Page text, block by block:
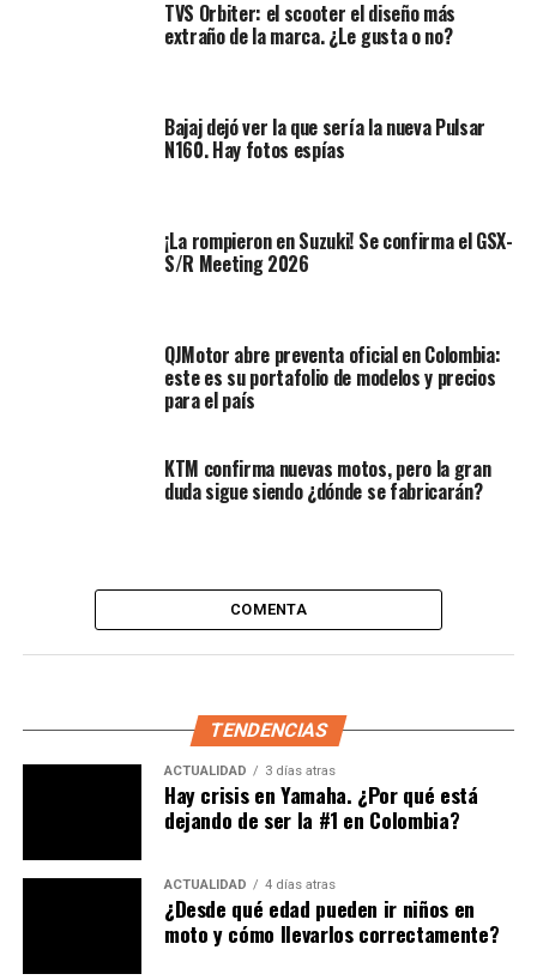
En dos pasos usted puede tramitar su
cambio de placa: así se hace
el crecimiento urbanístico cercano a ellas, las
intervenciones que las diferentes entidades hacen sobre
por parte de la Cooperativa de Transportadores de San
Antonio (Cootrasana), acumulándolas sobre la vía y la
Entre tanto, los habitantes del corregimiento siguen
esperando las fechas en que se comenzará con la
ejecución de las obras de ampliación de la vía vieja entre
Itagüí y San Antonio de Prado, después de que en abril
del año pasado el Área Metropolitana destinó más de
$665.000 millones de pesos para la elaboración de
estudios y diseños del corredor, por el cual transitan en
la actualidad más de 20.000 vehículos al día.
TVS Orbiter: el scooter el diseño más
extraño de la marca. ¿Le gusta o no?
Bajaj dejó ver la que sería la nueva Pulsar
N160. Hay fotos espías
¡La rompieron en Suzuki! Se confirma el GSX-
S/R Meeting 2026
QJMotor abre preventa oficial en Colombia:
este es su portafolio de modelos y precios
para el país
KTM confirma nuevas motos, pero la gran
duda sigue siendo ¿dónde se fabricarán?
COMENTA
TENDENCIAS
ACTUALIDAD 3 días atras
Hay crisis en Yamaha. ¿Por qué está
dejando de ser la #1 en Colombia?
ACTUALIDAD 4 días atras
¿Desde qué edad pueden ir niños en
moto y cómo llevarlos correctamente?